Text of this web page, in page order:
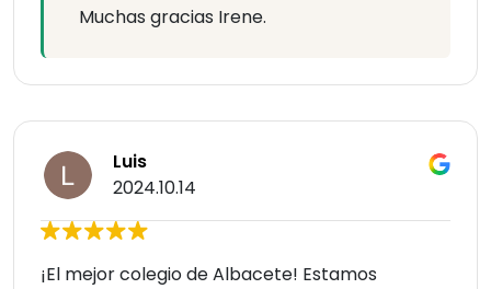
Muchas gracias Irene.
Luis
2024.10.14
¡El mejor colegio de Albacete! Estamos